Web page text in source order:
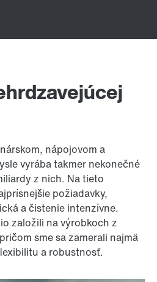
nápojovom a
vyrába takmer nekonečné
z nich. Na tieto
požiadavky,
a čistenie intenzívne.
založili na výrobkoch z
sme sa zamerali najmä
a robustnosť.